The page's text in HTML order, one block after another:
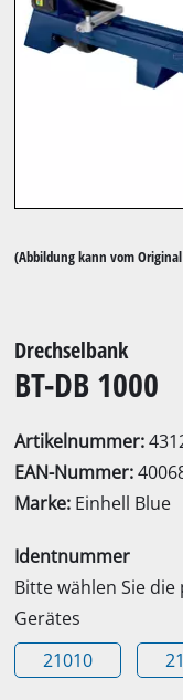
(Abbildung kann vom
Drechselbank
BT-DB 1000
Artikelnummer:
EAN-Nummer:
Marke: Einhell Blue
Identnummer
Bitte wählen Sie
Gerätes
21010